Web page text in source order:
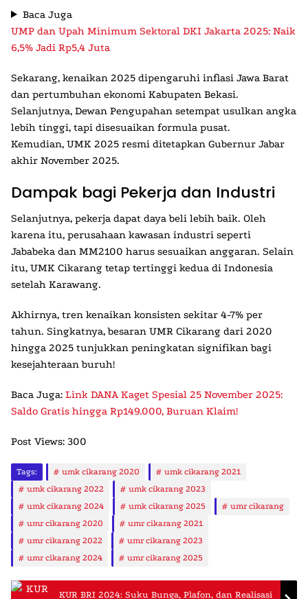
Baca Juga
UMP dan Upah Minimum Sektoral DKI Jakarta 2025: Naik
6,5% Jadi Rp5,4 Juta
Sekarang, kenaikan 2025 dipengaruhi inflasi Jawa Barat
dan pertumbuhan ekonomi Kabupaten Bekasi.
Selanjutnya, Dewan Pengupahan setempat usulkan angka
lebih tinggi, tapi disesuaikan formula pusat.
Kemudian, UMK 2025 resmi ditetapkan Gubernur Jabar
akhir November 2025.
Dampak bagi Pekerja dan Industri
Selanjutnya, pekerja dapat daya beli lebih baik. Oleh
karena itu, perusahaan kawasan industri seperti
Jababeka dan MM2100 harus sesuaikan anggaran. Selain
itu, UMK Cikarang tetap tertinggi kedua di Indonesia
setelah Karawang.
Akhirnya, tren kenaikan konsisten sekitar 4-7% per
tahun. Singkatnya, besaran UMR Cikarang dari 2020
hingga 2025 tunjukkan peningkatan signifikan bagi
kesejahteraan buruh!
Baca Juga: Link DANA Kaget Spesial 25 November 2025:
Saldo Gratis hingga Rp149.000, Buruan Klaim!
Post Views: 300
Tags: umk cikarang 2020
umk cikarang 2021
umk cikarang 2022
umk cikarang 2023
umk cikarang 2024
umk cikarang 2025
umr cikarang
umr cikarang 2020
umr cikarang 2021
umr cikarang 2022
umr cikarang 2023
umr cikarang 2024
umr cikarang 2025
KUR BRI 2024: Suku Bunga, Plafon, dan Realisasi